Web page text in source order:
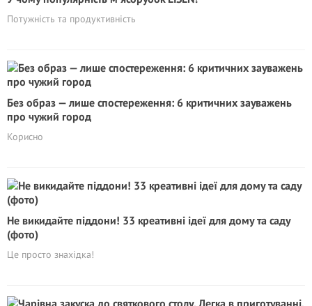
Потужність та продуктивність
Без образ — лише спостереження: 6 критичних зауважень
про чужий город
Корисно
Не викидайте піддони! 33 креативні ідеї для дому та саду
(фото)
Це просто знахідка!